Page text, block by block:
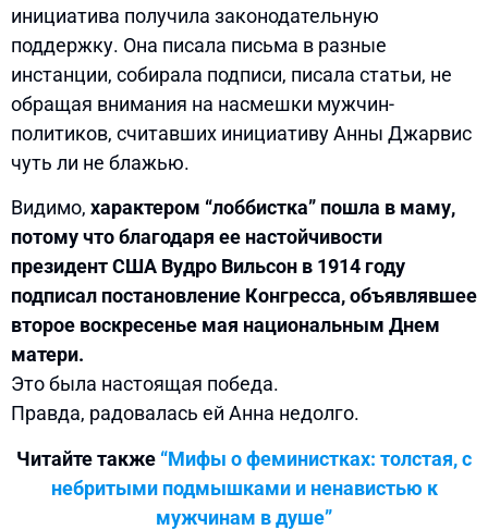
инициатива получила законодательную
поддержку. Она писала письма в разные
инстанции, собирала подписи, писала статьи, не
обращая внимания на насмешки мужчин-
политиков, считавших инициативу Анны Джарвис
чуть ли не блажью.
Видимо, характером “лоббистка” пошла в маму,
потому что благодаря ее настойчивости
президент США Вудро Вильсон в 1914 году
подписал постановление Конгресса, объявлявшее
второе воскресенье мая национальным Днем
матери.
Это была настоящая победа.
Правда, радовалась ей Анна недолго.
Читайте также “Мифы о феминистках: толстая, с
небритыми подмышками и ненавистью к
мужчинам в душе”